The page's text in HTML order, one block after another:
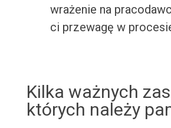
wrażenie na
ci przewagę w
Kilka ważnych
których należy